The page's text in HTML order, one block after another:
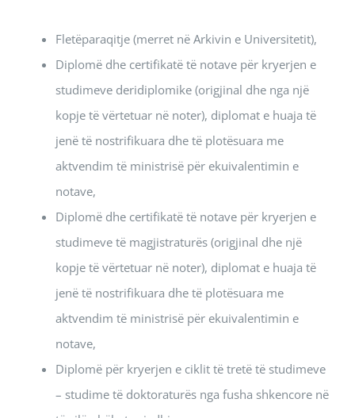
Fletëparaqitje (merret në Arkivin e Universitetit),
Diplomë dhe certifikatë të notave për kryerjen e
studimeve deridiplomike (origjinal dhe nga një
kopje të vërtetuar në noter), diplomat e huaja të
jenë të nostrifikuara dhe të plotësuara me
aktvendim të ministrisë për ekuivalentimin e
notave,
Diplomë dhe certifikatë të notave për kryerjen e
studimeve të magjistraturës (origjinal dhe një
kopje të vërtetuar në noter), diplomat e huaja të
jenë të nostrifikuara dhe të plotësuara me
aktvendim të ministrisë për ekuivalentimin e
notave,
Diplomë për kryerjen e ciklit të tretë të studimeve
– studime të doktoraturës nga fusha shkencore në